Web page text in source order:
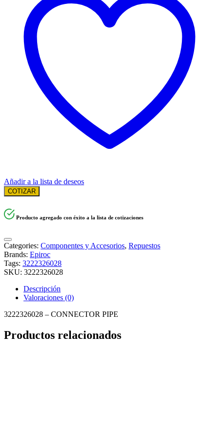
Añadir a la lista de deseos
COTIZAR
Producto agregado con éxito a la lista de cotizaciones
Categories: Componentes y Accesorios, Repuestos
Brands: Epiroc
Tags: 3222326028
SKU: 3222326028
Descripción
Valoraciones (0)
3222326028 – CONNECTOR PIPE
Productos relacionados